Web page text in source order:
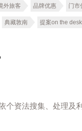
外旅客 品牌优惠 门市
典藏敦南 提案on the desk
个资法搜集、处理